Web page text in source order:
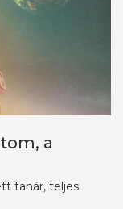
a
tanár, teljes